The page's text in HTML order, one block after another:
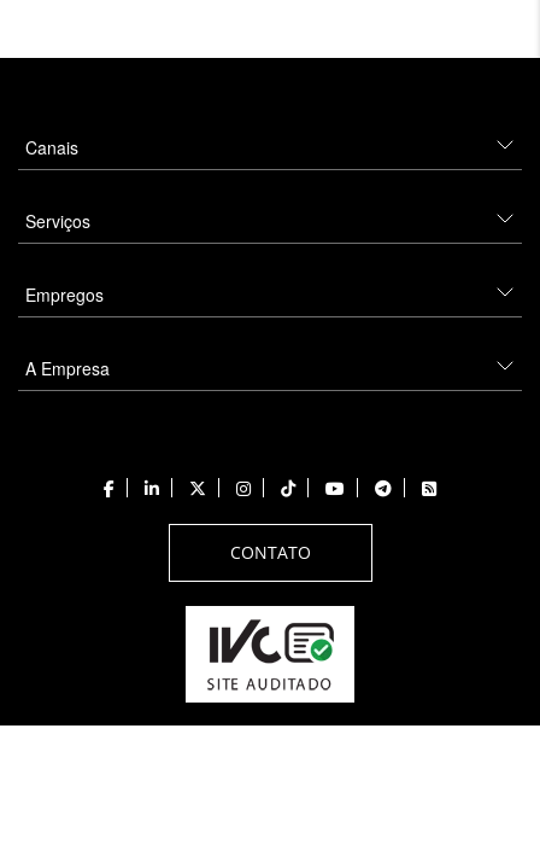
Canais
Serviços
Empregos
A Empresa
CONTATO